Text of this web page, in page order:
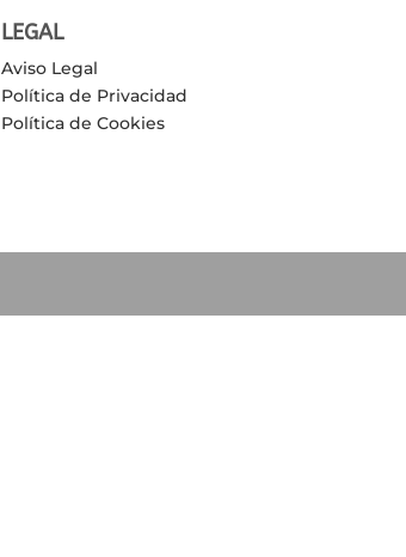
LEGAL
Aviso Legal
Política de Privacidad
Política de Cookies